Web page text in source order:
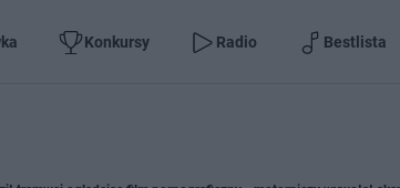
Konkursy Radio Bestlista